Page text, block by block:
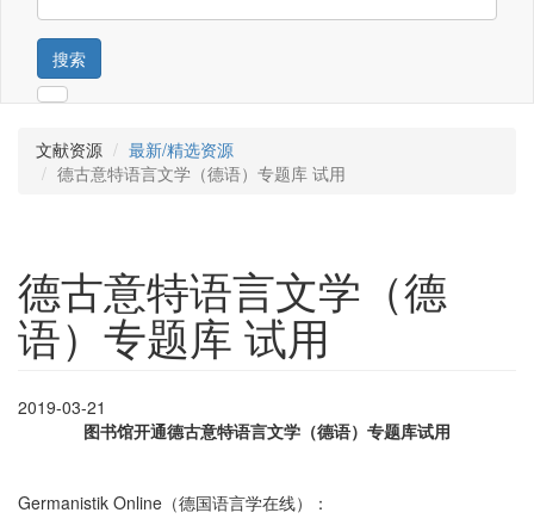
搜索
文献资源
最新/精选资源
德古意特语言文学（德语）专题库 试用
德古意特语言文学（德
语）专题库 试用
2019-03-21
图书馆开通德古意特语言文学（德语）专题库试用
Germanistik Online（德国语言学在线）：